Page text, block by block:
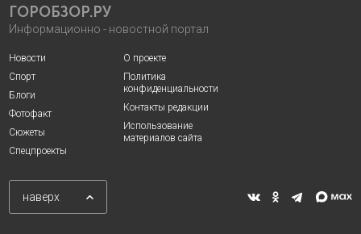
ГОРОБЗОР.РУ
Информационно - новостной портал
Новости
Спорт
Блоги
Фотофакт
Сюжеты
Спецпроекты
О проекте
Политика
конфиденциальности
Контакты редакции
Использование
материалов сайта
наверх